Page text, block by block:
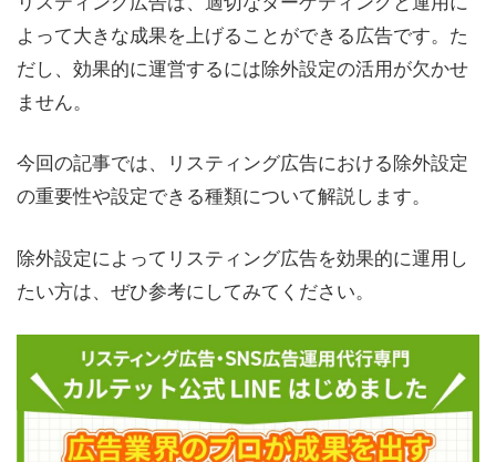
よって大きな成果を上げることができる広告です。た
だし、効果的に運営するには除外設定の活用が欠かせ
ません。
今回の記事では、リスティング広告における除外設定
の重要性や設定できる種類について解説します。
除外設定によってリスティング広告を効果的に運用し
たい方は、ぜひ参考にしてみてください。